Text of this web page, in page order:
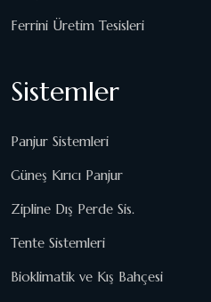
Ferrini Üretim Tesisleri
Sistemler
Panjur Sistemleri
Güneş Kırıcı Panjur
Zipline Dış Perde Sis.
Tente Sistemleri
Bioklimatik ve Kış Bahçesi